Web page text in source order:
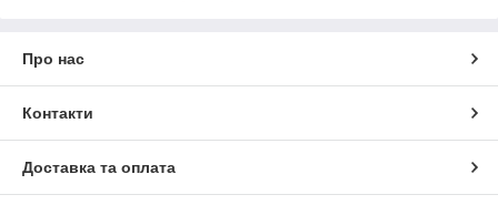
Про нас
Контакти
Доставка та оплата